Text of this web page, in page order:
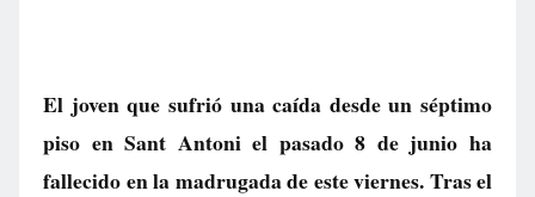
El joven que sufrió una caída desde un séptimo
piso en Sant Antoni el pasado 8 de junio ha
fallecido en la madrugada de este viernes. Tras el